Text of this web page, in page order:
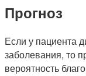
Прогноз
Если у пациента
заболевания, то
вероятность